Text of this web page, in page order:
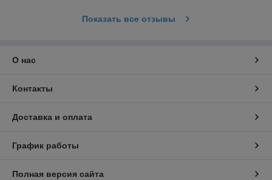
Показать все отзывы
О нас
Контакты
Доставка и оплата
График работы
Полная версия сайта